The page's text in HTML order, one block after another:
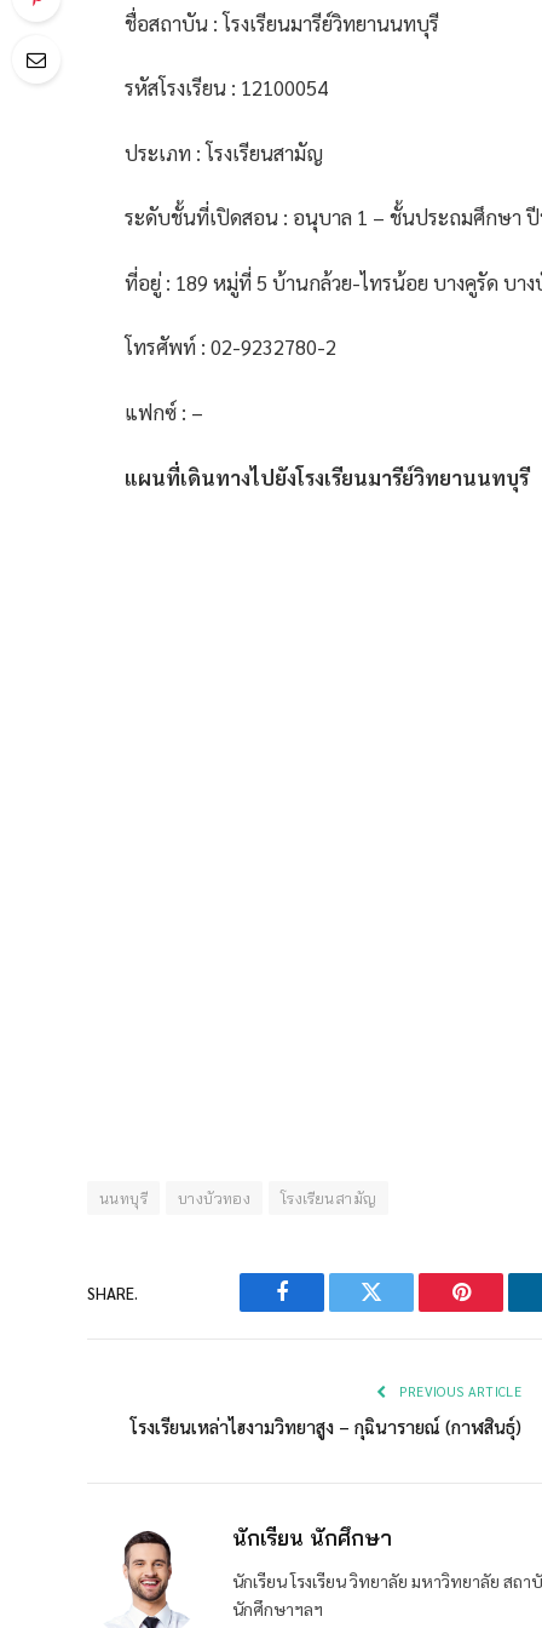
ชื่อสถาบัน : โรงเรียนมารีย์วิทยานนทบุรี
รหัสโรงเรียน : 12100054
ประเภท : โรงเรียนสามัญ
ระดับชั้นที่เปิดสอน : อนุบาล 1 – ชั้นประถมศึกษา
ที่อยู่ : 189 หมู่ที่ 5 บ้านกล้วย-ไทรน้อย บางคูรัด บา
โทรศัพท์ : 02-9232780-2
แฟกซ์ : –
แผนที่เดินทางไปยังโรงเรียนมารีย์วิทยานนทบุรี
นนทบุรี บางบัวทอง โรงเรียนสามัญ
SHARE.
Facebook Twitter Pinterest
PREVIOUS ARTICLE
โรงเรียนเหล่าไฮงามวิทยาสูง – กุฉินารายณ์ (กาฬสินธุ์)
นักเรียน นักศึกษา
นักเรียน โรงเรียน วิทยาลัย มหาวิทยาลัย ส
นักศึกษาฯลฯ